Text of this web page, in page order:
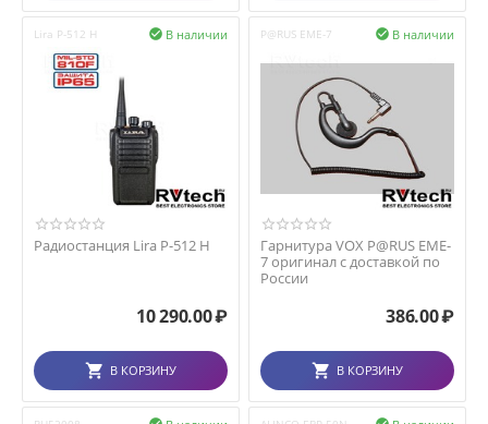
Lira P-512 H В наличии

Радиостанция Lira P-512 H
10 290.00₽
В КОРЗИНУ
P@RUS EME-7 В наличии

Гарнитура VOX P@RUS EME-
7 оригинал с доставкой по
России
386.00₽
В КОРЗИНУ